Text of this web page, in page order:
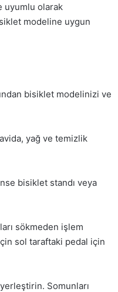
uyumlu olarak
modeline uygun
bisiklet modelinizi ve
yağ ve temizlik
bisiklet standı veya
sökmeden işlem
sol taraftaki pedal için
Somunları